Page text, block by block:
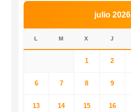
julio 2026
L M X J
1 2
6 7 8 9
13 14 15 16